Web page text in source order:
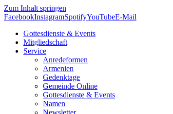
Zum Inhalt springen
FacebookInstagramSpotifyYouTubeE-Mail
Gottesdienste & Events
Mitgliedschaft
Service
Anredeformen
Armenien
Gedenktage
Gemeinde Online
Gottesdienste & Events
Namen
Newsletter